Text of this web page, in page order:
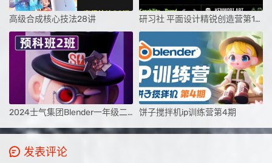
高级合成核心技法28讲 研习社 平面设计精锐创造营第1期课程2024
2024士气集团Blender一年级二期预科班 饼子搅拌机ip训练营第4期
发表评论